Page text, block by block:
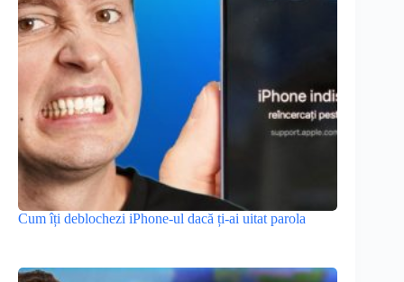
Cum îți deblochezi iPhone-ul dacă ți-ai uitat parola